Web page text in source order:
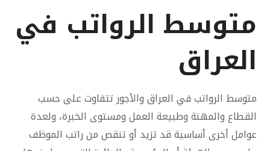
متوسط الرواتب في
العراق
متوسط الرواتب في العراق والأجور تتفاوت على حسب
القطاع والمهنة وطبيعة العمل ومستوى الخبرة، ولعدة
عوامل أخرى أساسية قد تزيد أو تنقص من راتب الموظف